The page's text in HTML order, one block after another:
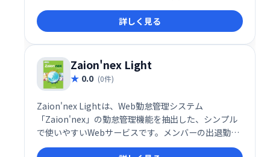
の対応など、あらゆるニーズに対応します。時間に関
する情報を完全に把握・活用することで、業務効率の
向上とコスト削減を実現します。
詳しく見る
Zaion'nex Light
0.0 (0件)
Zaion'nex Lightは、Web勤怠管理システム
「Zaion'nex」の勤怠管理機能を抽出した、シンプル
で使いやすいWebサービスです。メンバーの出退勤情
報を効率的に管理でき、業務の負担を軽減します。